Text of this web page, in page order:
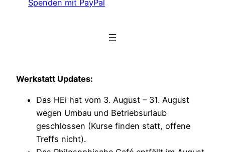
Spenden mit PayPal
Werkstatt Updates:
Das HEi hat vom 3. August – 31. August
wegen Umbau und Betriebsurlaub
geschlossen (Kurse finden statt, offene
Treffs nicht).